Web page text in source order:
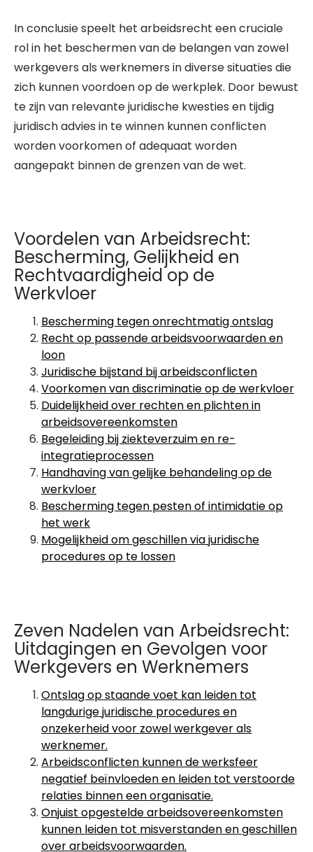
In conclusie speelt het arbeidsrecht een cruciale
rol in het beschermen van de belangen van zowel
werkgevers als werknemers in diverse situaties die
zich kunnen voordoen op de werkplek. Door bewust
te zijn van relevante juridische kwesties en tijdig
juridisch advies in te winnen kunnen conflicten
worden voorkomen of adequaat worden
aangepakt binnen de grenzen van de wet.
Voordelen van Arbeidsrecht:
Bescherming, Gelijkheid en
Rechtvaardigheid op de
Werkvloer
Bescherming tegen onrechtmatig ontslag
Recht op passende arbeidsvoorwaarden en
loon
Juridische bijstand bij arbeidsconflicten
Voorkomen van discriminatie op de werkvloer
Duidelijkheid over rechten en plichten in
arbeidsovereenkomsten
Begeleiding bij ziekteverzuim en re-
integratieprocessen
Handhaving van gelijke behandeling op de
werkvloer
Bescherming tegen pesten of intimidatie op
het werk
Mogelijkheid om geschillen via juridische
procedures op te lossen
Zeven Nadelen van Arbeidsrecht:
Uitdagingen en Gevolgen voor
Werkgevers en Werknemers
Ontslag op staande voet kan leiden tot
langdurige juridische procedures en
onzekerheid voor zowel werkgever als
werknemer.
Arbeidsconflicten kunnen de werksfeer
negatief beïnvloeden en leiden tot verstoorde
relaties binnen een organisatie.
Onjuist opgestelde arbeidsovereenkomsten
kunnen leiden tot misverstanden en geschillen
over arbeidsvoorwaarden.